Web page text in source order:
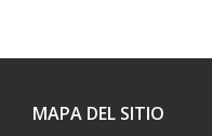
MAPA DEL SITIO